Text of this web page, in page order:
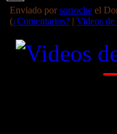
Enviado por sorroche el
(¿Comentarios? | Videos de